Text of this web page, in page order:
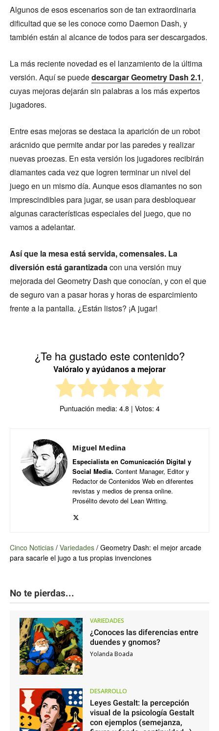
Algunos de esos escenarios son de tan extraordinaria
dificultad que se les conoce como Daemon Dash, y
también están al alcance de todos para ser descargados.
La más reciente novedad es el lanzamiento de la última
versión. Aquí se puededescargar Geometry Dash 2.1,
cuyas mejoras dejarán sin palabras a los más expertos
jugadores.
Entre esas mejoras se destaca la aparición de un robot
arácnido que permite andar por las paredes y realizar
nuevas proezas. En esta versión los jugadores recibirán
diamantes cada vez que logren terminar un nivel del
juego en un mismo día. Aunque esos diamantes no son
imprescindibles para jugar, se usan para desbloquear
algunas características especiales del juego, que no
vamos a adelantar.
Así que la mesa está servida, comensales. La
diversión está garantizadacon una versión muy
mejorada del Geometry Dash que conocían, y con el que
de seguro van a pasar horas y horas de esparcimiento
frente a la pantalla. ¿Están listos? ¡A jugar!
¿Te ha gustado este contenido?
Valóralo y ayúdanos a mejorar
Puntuación media: 4.8 | Votos: 4
Miguel Medina
Especialista en Comunicación Digital y
Social Media. Content Manager, Editor y
Redactor de Contenidos Web en diferentes
revistas y medios de prensa online.
Prosélito devoto del Lean Writing.
Cinco Noticias / Variedades / Geometry Dash: el mejor arcade
para sacarle el jugo a tus propias invenciones
No te pierdas...
VARIEDADES
¿Conoces las diferencias entre
duendes y gnomos?
Yolanda Boada
DESARROLLO
Leyes Gestalt: la percepción
visual de la psicología Gestalt
con ejemplos (semejanza,